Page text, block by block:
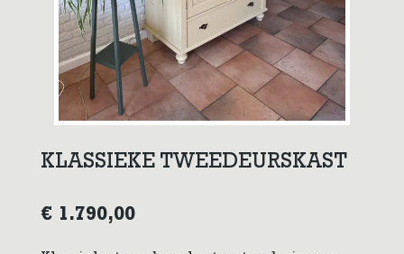
KLASSIEKE TWEEDEURSKAST
€ 1.790,00